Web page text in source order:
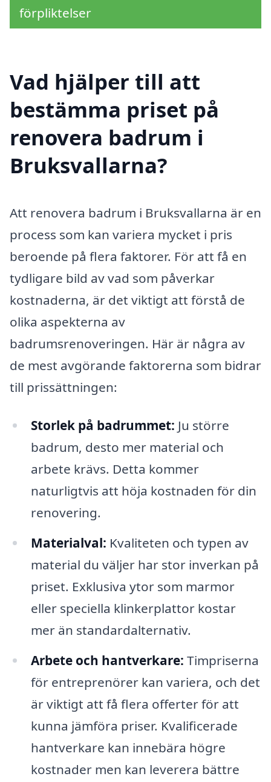
förpliktelser
Vad hjälper till att
bestämma priset på
renovera badrum i
Bruksvallarna?
Att renovera badrum i Bruksvallarna är en
process som kan variera mycket i pris
beroende på flera faktorer. För att få en
tydligare bild av vad som påverkar
kostnaderna, är det viktigt att förstå de
olika aspekterna av
badrumsrenoveringen. Här är några av
de mest avgörande faktorerna som bidrar
till prissättningen:
Storlek på badrummet: Ju större
badrum, desto mer material och
arbete krävs. Detta kommer
naturligtvis att höja kostnaden för din
renovering.
Materialval: Kvaliteten och typen av
material du väljer har stor inverkan på
priset. Exklusiva ytor som marmor
eller speciella klinkerplattor kostar
mer än standardalternativ.
Arbete och hantverkare: Timpriserna
för entreprenörer kan variera, och det
är viktigt att få flera offerter för att
kunna jämföra priser. Kvalificerade
hantverkare kan innebära högre
kostnader men kan leverera bättre